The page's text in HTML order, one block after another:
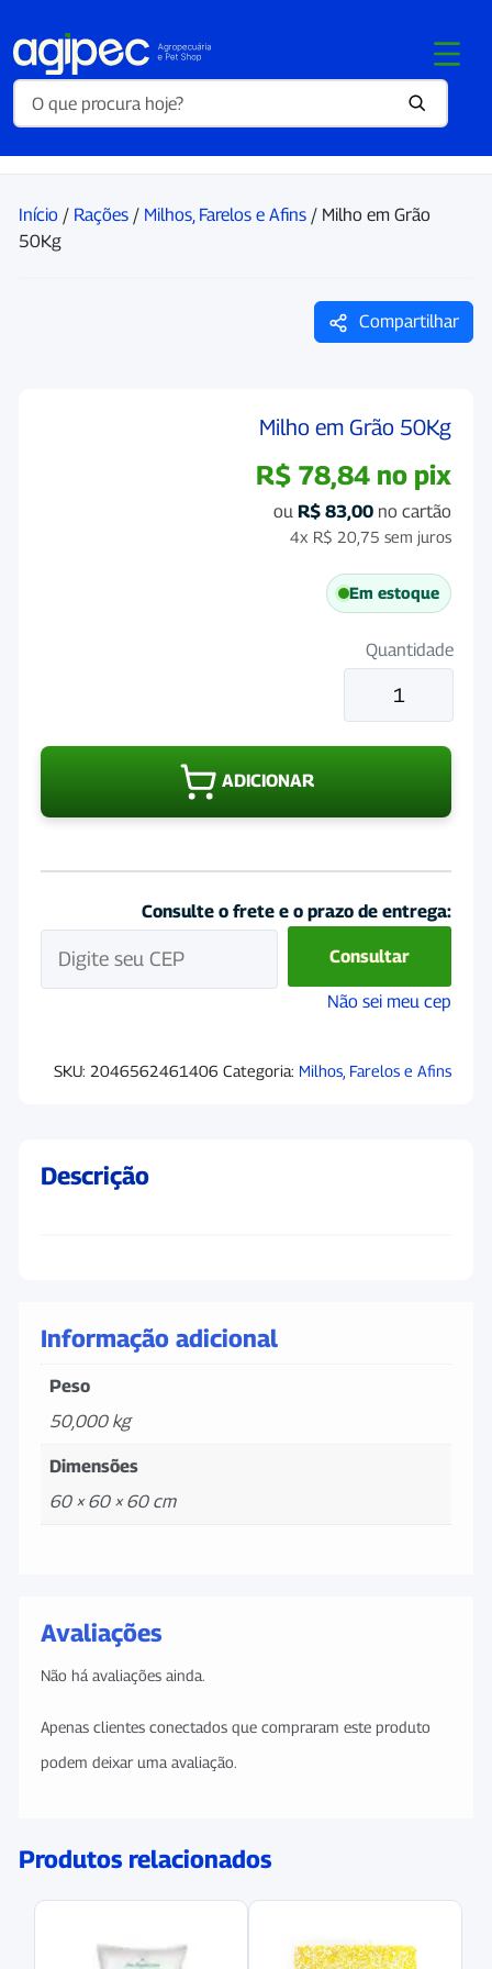
Início / Rações / Milhos, Farelos e Afins / Milho em Grão
50Kg
Compartilhar
Milho em Grão 50Kg
R$ 78,84 no pix
ou R$ 83,00 no cartão
4x R$ 20,75 sem juros
Em estoque
Quantidade
Milho
Grão
ADICIONAR
Consulte o frete e o prazo de entrega:
Consultar
Não sei meu cep
SKU: 2046562461406 Categoria: Milhos, Farelos e Afins
Descrição
Informação adicional
Peso
50,000 kg
Dimensões
60 × 60 × 60 cm
Avaliações
Não há avaliações ainda.
Apenas clientes conectados que compraram este produto
podem deixar uma avaliação.
Produtos relacionados